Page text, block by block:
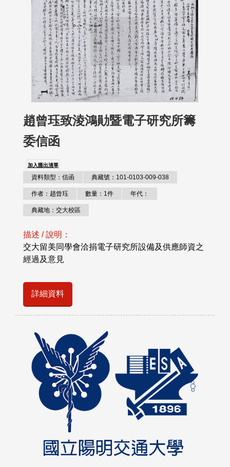
趙曾珏致淩鴻勛暨電子研究所籌
委信函
加入匯出清單
資料類型：信函 典藏號：101-0103-009-038
作者：趙曾珏 數量：1件 年代：
典藏地：交大校區
描述 / 說明：
交大留美同學會洽捐電子研究所設備及供應師資之
經過及意見
詳細資料